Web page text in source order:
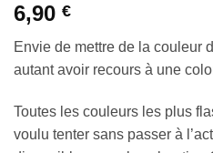
6,90 €
Envie de mettre de la couleur
autant avoir recours à une
Toutes les couleurs les plus
voulu tenter sans passer à